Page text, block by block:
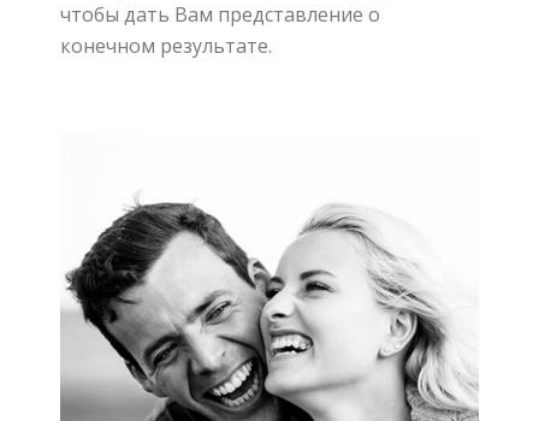
чтобы дать Вам представление о
конечном результате.